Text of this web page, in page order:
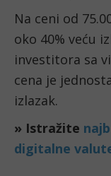
Na ceni od
oko 40% veću
investitora sa
cena je
izlazak.
» Istražite
digitalne